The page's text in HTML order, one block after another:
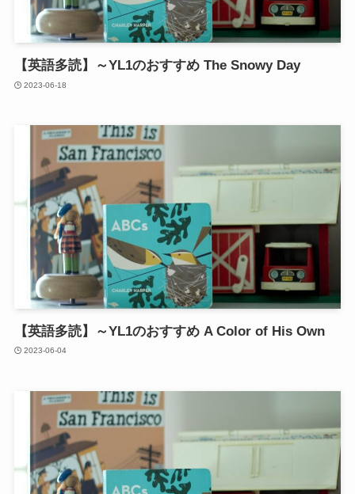
【英語多読】～YL1のおすすめ The Snowy Day
2023-06-18
【英語多読】～YL1のおすすめ A Color of His Own
2023-06-04